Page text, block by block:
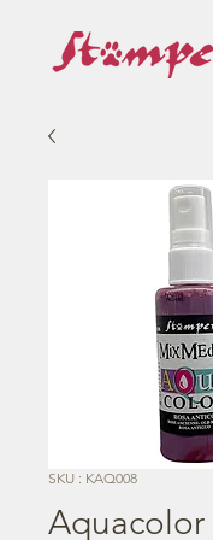
SKU : KAQ008
Aquacolor